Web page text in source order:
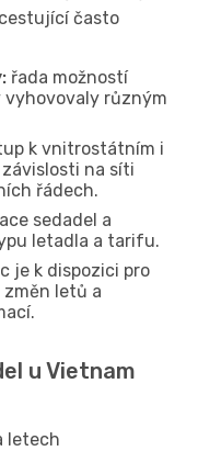
často
řada možností
vyhovovaly různým
k vnitrostátním i
na síti
řádech.
sedadel a
letadla a tarifu.
je k dispozici pro
letů a
u Vietnam
letech